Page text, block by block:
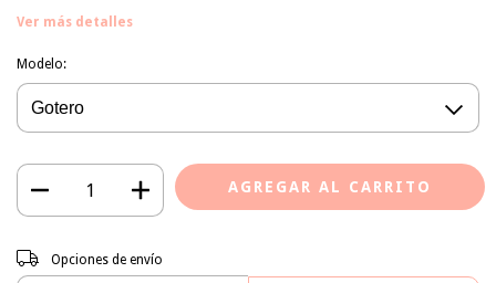
Ver más detalles
Modelo:
Entregas para el CP:
Opciones de envío